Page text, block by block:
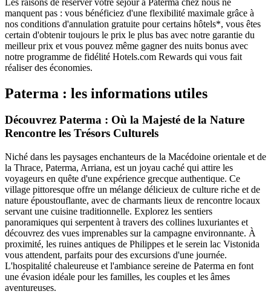
manquent pas : vous bénéficiez d'une flexibilité maximale grâce à
nos conditions d'annulation gratuite pour certains hôtels*, vous êtes
certain d'obtenir toujours le prix le plus bas avec notre garantie du
meilleur prix et vous pouvez même gagner des nuits bonus avec
notre programme de fidélité Hotels.com Rewards qui vous fait
réaliser des économies.
Paterma : les informations utiles
Découvrez Paterma : Où la Majesté de la Nature
Rencontre les Trésors Culturels
Niché dans les paysages enchanteurs de la Macédoine orientale et de
la Thrace, Paterma, Arriana, est un joyau caché qui attire les
voyageurs en quête d'une expérience grecque authentique. Ce
village pittoresque offre un mélange délicieux de culture riche et de
nature époustouflante, avec de charmants lieux de rencontre locaux
servant une cuisine traditionnelle. Explorez les sentiers
panoramiques qui serpentent à travers des collines luxuriantes et
découvrez des vues imprenables sur la campagne environnante. À
proximité, les ruines antiques de Philippes et le serein lac Vistonida
vous attendent, parfaits pour des excursions d'une journée.
L'hospitalité chaleureuse et l'ambiance sereine de Paterma en font
une évasion idéale pour les familles, les couples et les âmes
aventureuses.